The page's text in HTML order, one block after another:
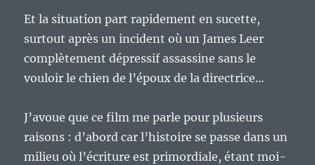
Et la situation part rapidement en sucette,
surtout après un incident où un James Leer
complètement dépressif assassine sans le
vouloir le chien de l’époux de la directrice…
J’avoue que ce film me parle pour plusieurs
raisons : d’abord car l’histoire se passe dans un
milieu où l’écriture est primordiale, étant moi-